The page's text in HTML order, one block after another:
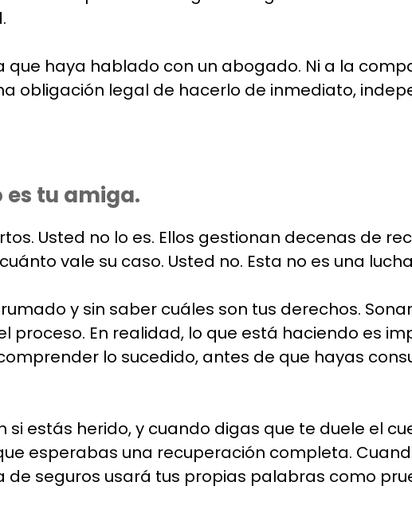
haya hablado con un abogado. Ni a la
obligación legal de hacerlo de inmediato,
es tu amiga.
Usted no lo es. Ellos gestionan decenas de
vale su caso. Usted no. Esta no es una
y sin saber cuáles son tus derechos.
En realidad, lo que está haciendo es
lo sucedido, antes de que hayas
estás herido, y cuando digas que te duele el
esperabas una recuperación completa.
seguros usará tus propias palabras como